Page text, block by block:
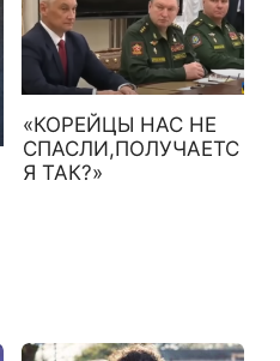
«КОРЕЙЦЫ НАС НЕ
СПАСЛИ,ПОЛУЧАЕТС
Я ТАК?»